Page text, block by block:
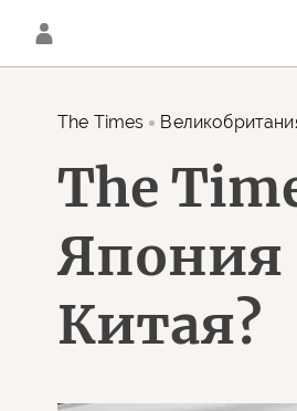
The Times
The
Япония
Китая?